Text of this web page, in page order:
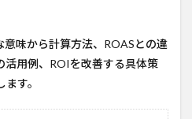
味から計算方法、ROASとの違
活用例、ROIを改善する具体策
す。